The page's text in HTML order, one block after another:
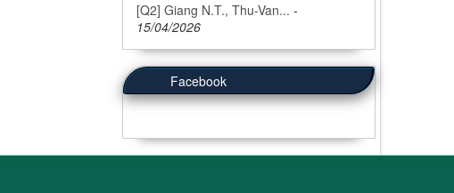
[Q2] Giang N.T., Thu-Van... -
15/04/2026
Facebook